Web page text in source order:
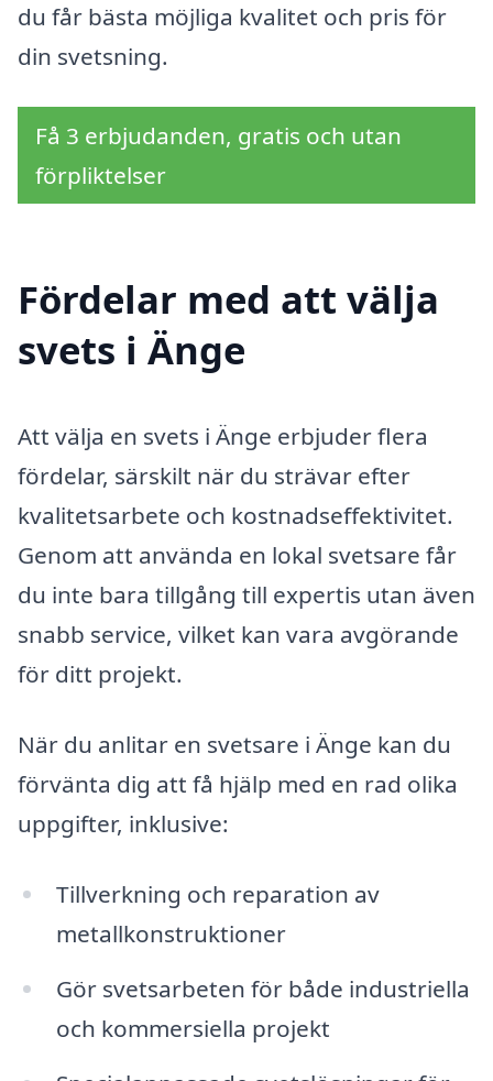
du får bästa möjliga kvalitet och pris för
din svetsning.
Få 3 erbjudanden, gratis och utan
förpliktelser
Fördelar med att välja
svets i Änge
Att välja en svets i Änge erbjuder flera
fördelar, särskilt när du strävar efter
kvalitetsarbete och kostnadseffektivitet.
Genom att använda en lokal svetsare får
du inte bara tillgång till expertis utan även
snabb service, vilket kan vara avgörande
för ditt projekt.
När du anlitar en svetsare i Änge kan du
förvänta dig att få hjälp med en rad olika
uppgifter, inklusive:
Tillverkning och reparation av
metallkonstruktioner
Gör svetsarbeten för både industriella
och kommersiella projekt